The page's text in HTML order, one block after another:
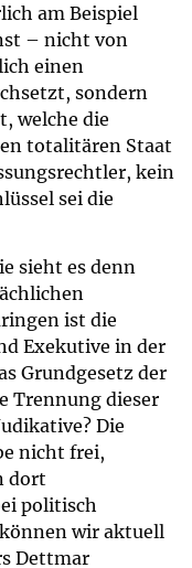
am Beispiel
– nicht von
einen
sondern
welche die
totalitären Staat
kein
sei die
sieht es denn
ist die
Exekutive in der
Grundgesetz der
Trennung dieser
Die
nicht frei,
dort
politisch
wir aktuell
Dettmar